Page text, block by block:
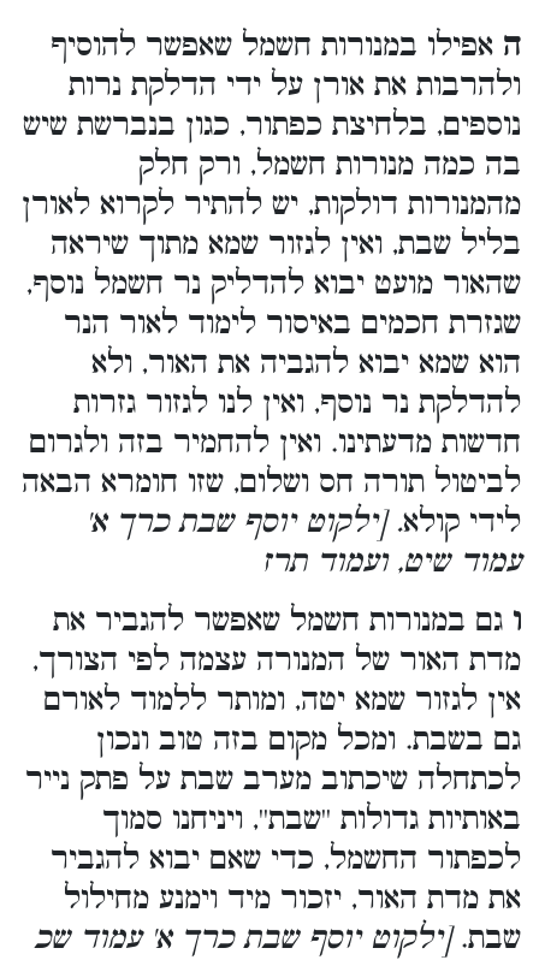
ה אפילו במנורות חשמל שאפשר להוסיף
ולהרבות את אורן על ידי הדלקת נרות
נוספים, בלחיצת כפתור, כגון בנברשת שיש
בה כמה מנורות חשמל, ורק חלק
מהמנורות דולקות, יש להתיר לקרוא לאורן
בליל שבת, ואין לגזור שמא מתוך שיראה
שהאור מועט יבוא להדליק נר חשמל נוסף,
שגזרת חכמים באיסור לימוד לאור הנר
הוא שמא יבוא להגביה את האור, ולא
להדלקת נר נוסף, ואין לנו לגזור גזרות
חדשות מדעתינו. ואין להחמיר בזה ולגרום
לביטול תורה חס ושלום, שזו חומרא הבאה
לידי קולא. [ילקוט יוסף שבת כרך א'
עמוד שיט, ועמוד תרז
ו גם במנורות חשמל שאפשר להגביר את
מדת האור של המנורה עצמה לפי הצורך,
אין לגזור שמא יטה, ומותר ללמוד לאורם
גם בשבת. ומכל מקום בזה טוב ונכון
לכתחלה שיכתוב מערב שבת על פתק נייר
באותיות גדולות ''שבת'', ויניחנו סמוך
לכפתור החשמל, כדי שאם יבוא להגביר
את מדת האור, יזכור מיד וימנע מחילול
שבת.[ילקוט יוסף שבת כרך א' עמוד שכ